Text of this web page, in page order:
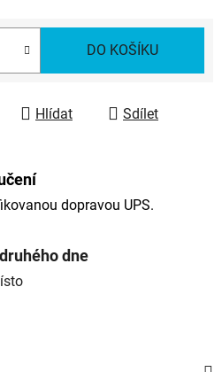
DO KOŠÍKU
Hlídat Sdílet
dopravou UPS.
dne